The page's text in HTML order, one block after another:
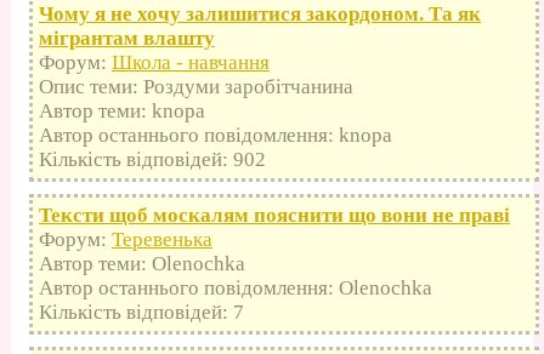
Чому я не хочу залишитися закордоном. Та як
мігрантам влашту
Форум: Школа - навчання
Опис теми: Роздуми заробітчанина
Автор теми: knopa
Автор останнього повідомлення: knopa
Кількість відповідей: 902
Тексти щоб москалям пояснити що вони не праві
Форум: Теревенька
Автор теми: Olenochka
Автор останнього повідомлення: Olenochka
Кількість відповідей: 7